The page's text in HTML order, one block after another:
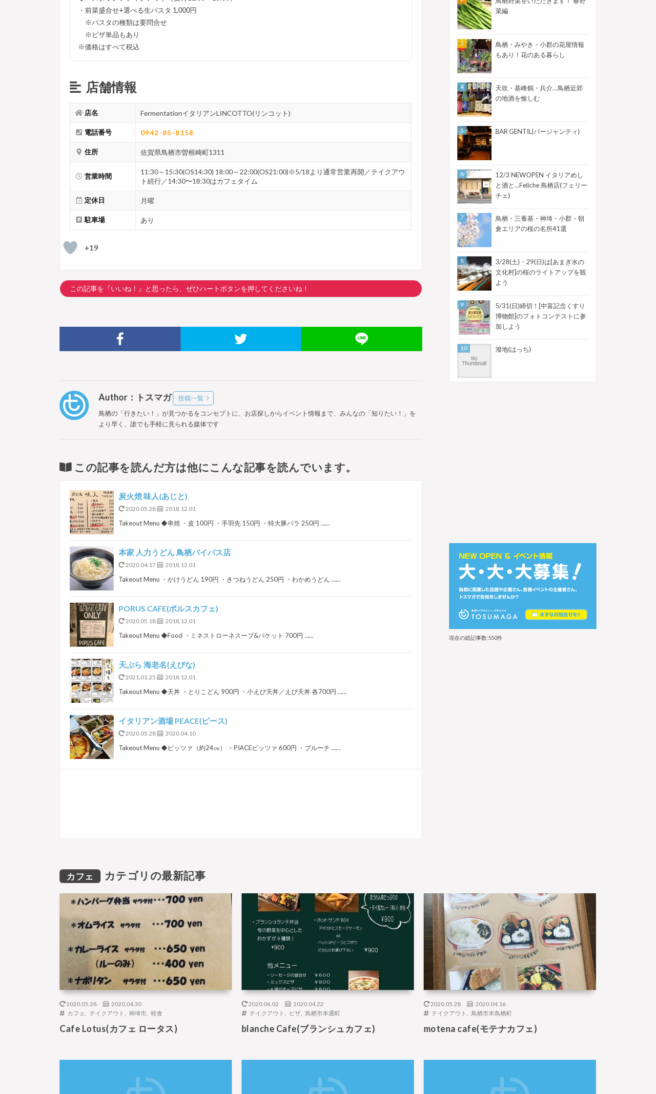
・前菜盛合せ+選べる生パスタ 1,000円
※パスタの種類は要問合せ
※ピザ単品もあり
※価格はすべて税込
店舗情報
店名 FermentationイタリアンLINCOTTO(リンコット)
電話番号 0942-85-8158
住所 佐賀県鳥栖市曽根崎町1311
営業時間
11:30～15:30(OS14:30) 18:00～22:00(OS21:00)※5/18より通常営業再開／テイクアウ
ト続行／14:30〜18:30はカフェタイム
定休日 月曜
駐車場 あり
+19
この記事を『いいね！』と思ったら、ぜひハートボタンを押してくださいね！
Author：トスマガ
投稿一覧
鳥栖の「行きたい！」が見つかるをコンセプトに、お店探しからイベント情報まで、みんなの「知りたい！」を
より早く、誰でも手軽に見られる媒体です
この記事を読んだ方は他にこんな記事を読んでいます。
炭火焼 味人(あじと)
2020.05.28 2018.12.01
Takeout Menu ◆串焼 ・皮 100円 ・手羽先 150円 ・特大豚バラ 250円 ……
本家 人力うどん 鳥栖バイパス店
2020.04.17 2018.12.01
Takeout Menu ・かけうどん 190円 ・きつねうどん 250円 ・わかめうどん ……
PORUS CAFE(ポルスカフェ)
2020.05.18 2018.12.01
Takeout Menu ◆Food ・ミネストローネスープ&バケット 700円 ……
天ぷら 海老名(えびな)
2021.01.25 2018.12.01
Takeout Menu ◆天丼 ・とりこどん 900円 ・小えび天丼／えび天丼 各700円 ……
イタリアン酒場 PEACE(ピース)
2020.05.28 2020.04.10
Takeout Menu ◆ピッツァ（約24㎝） ・PIACEピッツァ 600円 ・ブルーチ ……
菜編
鳥栖・みやき・小郡の花屋情報
もあり！花のある暮らし
天吹・基峰鶴・兵介…鳥栖近郊
の地酒を愉しむ
BAR GENTIL(バージャンティ)
12/3 NEWOPEN イタリアめし
と酒と…Feliche 鳥栖店(フェリー
チェ)
鳥栖・三養基・神埼・小郡・朝
倉エリアの桜の名所41選
3/28(土)・29(日)は[あまぎ水の
文化村]の桜のライトアップを観
よう
5/31(日)締切！[中富記念くすり
博物館]のフォトコンテストに参
加しよう
潑地(はっち)
現在の総記事数:550件
カフェ カテゴリの最新記事
2020.05.28 2020.04.30
カフェ テイクアウト 神埼市 軽食
Cafe Lotus(カフェ ロータス)
2020.06.02 2020.04.22
テイクアウト ピザ, 鳥栖市本通町
blanche Cafe(ブランシュカフェ)
2020.05.28 2020.04.16
テイクアウト 鳥栖市本鳥栖町
motena cafe(モテナカフェ)